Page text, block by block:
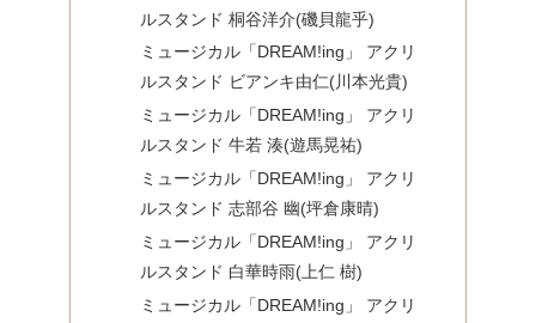
ルスタンド 桐谷洋介(磯貝龍乎)
ミュージカル「DREAM!ing」 アクリ
ルスタンド ビアンキ由仁(川本光貴)
ミュージカル「DREAM!ing」 アクリ
ルスタンド 牛若 湊(遊馬晃祐)
ミュージカル「DREAM!ing」 アクリ
ルスタンド 志部谷 幽(坪倉康晴)
ミュージカル「DREAM!ing」 アクリ
ルスタンド 白華時雨(上仁 樹)
ミュージカル「DREAM!ing」 アクリ